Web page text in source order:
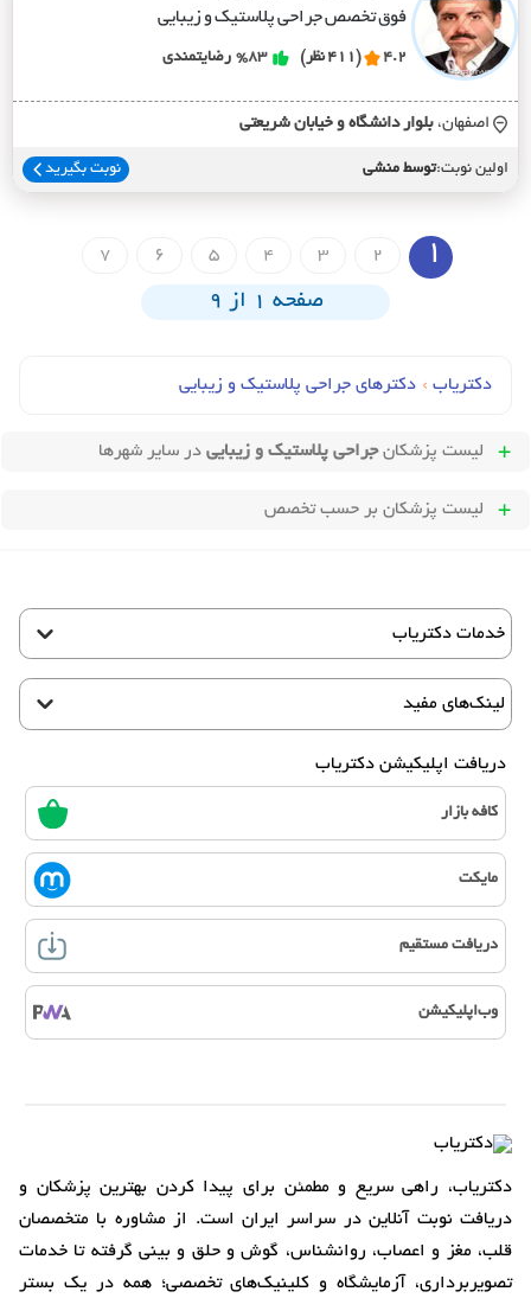
فوق تخصص جراحی پلاستیک و زیبایی
4.2 (411 نظر) %83 رضایتمندی
اصفهان، بلوار دانشگاه و خيابان شريعتي
اولین نوبت:توسط منشی نوبت بگیرید
1
2
3
4
5
6
7
صفحه 1 از 9
دکتریاب › دکترهای جراحي پلاستیک و زیبایی
لیست پزشکانجراحی پلاستیک و زیبایی در سایر شهرها
لیست پزشکان بر حسب تخصص
خدمات دکتریاب
لینک‌های مفید
دریافت اپلیکیشن دکتریاب
کافه بازار
مایکت
دریافت مستقیم
وب‌اپلیکیشن
دکتریاب، راهی سریع و مطمئن برای پیدا کردن بهترین پزشکان و
دریافت نوبت آنلاین در سراسر ایران است. از مشاوره با متخصصان
قلب، مغز و اعصاب، روانشناس، گوش و حلق و بینی گرفته تا خدمات
تصویربرداری، آزمایشگاه و کلینیک‌های تخصصی؛ همه در یک بستر